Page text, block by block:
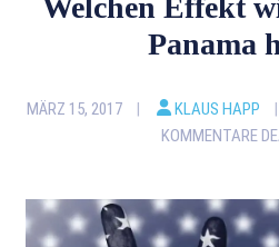
Welchen Effekt
Panama
MÄRZ 15, 2017 KLAUS HAPP
KOMMENTARE